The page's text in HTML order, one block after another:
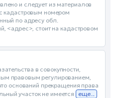
и следует из материалов
кадастровым номером
по адресу обл.
<адрес>, стоит на кадастровом
в совокупности,
правовым регулированием,
оснований прекращения права
участок не имеется
еще...